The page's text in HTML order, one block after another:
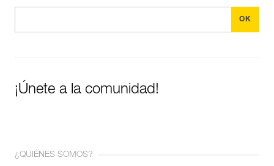
¡Únete a la comunidad!
¿QUIÉNES SOMOS?